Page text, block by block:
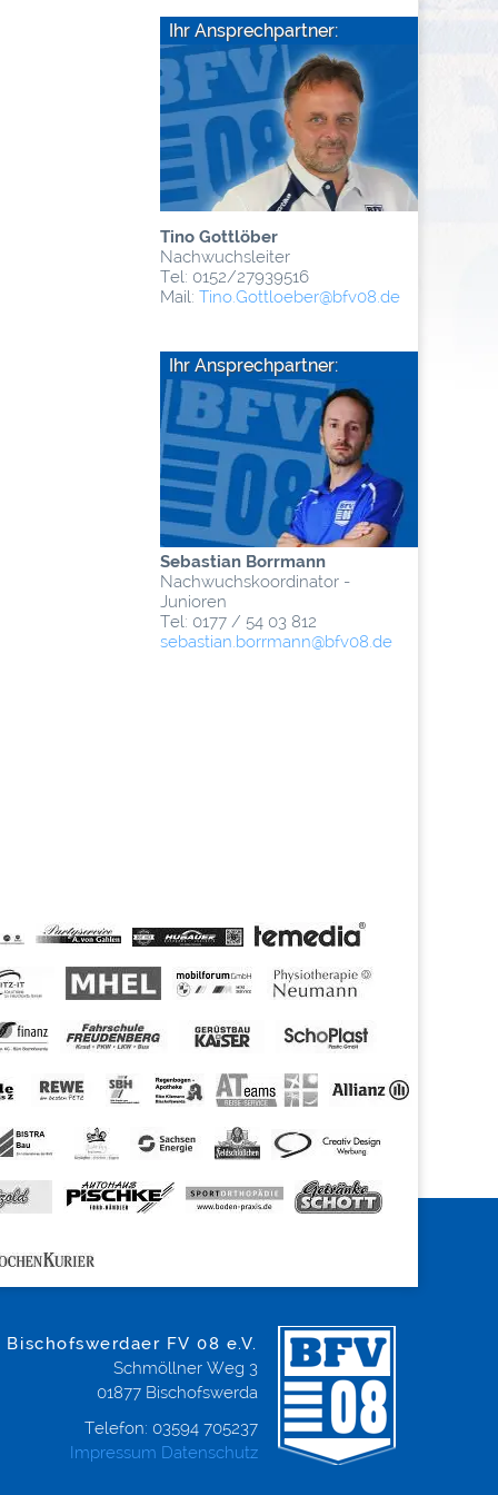
Ihr Ansprechpartner:
Tino Gottlöber
Nachwuchsleiter
Tel: 0152/27939516
Mail: Tino.Gottloeber@­bfv08.de
Ihr Ansprechpartner:
Sebastian Borrmann
Nachwuchskoordinator -
Junioren
Tel: 0177 / 54 03 812
sebastian.borrmann@­bfv08.de
Bischofswerdaer FV 08 e.V.
Schmöllner Weg 3
01877 Bischofswerda
Telefon: 03594 705237
Impressum Datenschutz